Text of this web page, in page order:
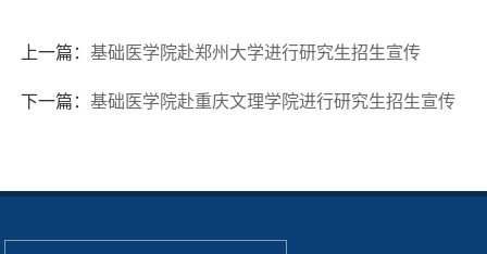
上一篇：基础医学院赴郑州大学进行研究生招生宣传
下一篇：基础医学院赴重庆文理学院进行研究生招生宣传